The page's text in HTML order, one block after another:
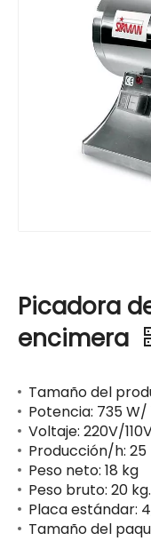
Picadora
encimera
Tamaño del
Potencia: 735 W/
Voltaje: 220V/
Producción/h: 25
Peso neto: 18 kg
Peso bruto: 20 kg.
Placa estándar:
Tamaño del